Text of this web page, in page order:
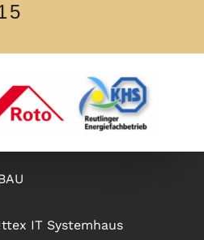
IT Systemhaus